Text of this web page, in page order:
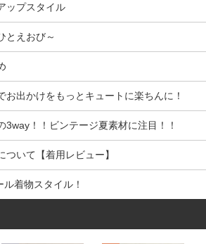
ップスタイル
とえおび～
お出かけをもっとキュートに楽ちんに！
3way！！ビンテージ夏素材に注目！！
いて【着用レビュー】
着物スタイル！